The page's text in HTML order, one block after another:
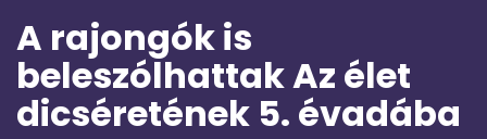
A rajongók is
beleszólhattak Az élet
dicséretének 5. évadába